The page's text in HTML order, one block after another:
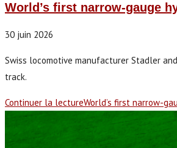
World’s first narrow-gauge
30 juin 2026
Swiss locomotive manufacturer Stadler
track.
Continuer la lectureWorld’s first narrow-